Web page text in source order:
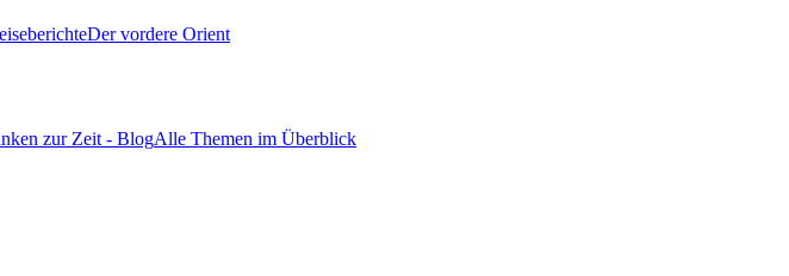
Der vordere Orient
zur Zeit - BlogAlle Themen im Überblick